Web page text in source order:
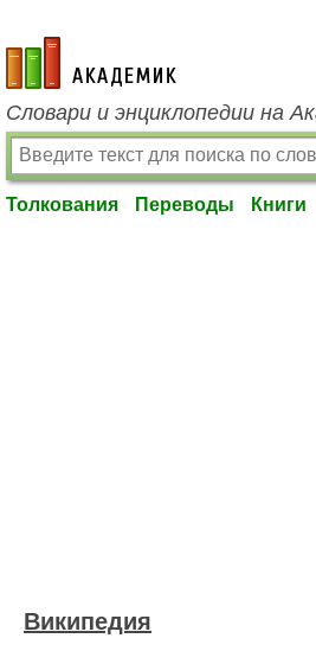
academic.ru
Словари и энциклопедии на
Толкования Переводы Книги
Википедия